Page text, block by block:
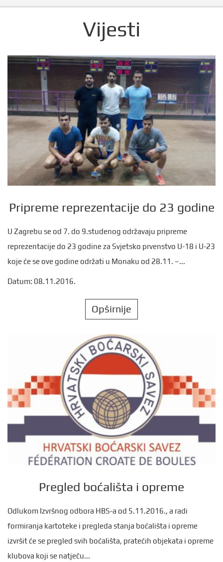
Vijesti
Pripreme reprezentacije do 23 godine
U Zagrebu se od 7. do 9.studenog održavaju pripreme
reprezentacije do 23 godine za Svjetsko prvenstvo U-18 i U-23
koje će se ove godine održati u Monaku od 28.11. –...
Datum: 08.11.2016.
Opširnije
Pregled boćališta i opreme
Odlukom Izvršnog odbora HBS-a od 5.11.2016., a radi
formiranja kartoteke i pregleda stanja boćališta i opreme
izvršit će se pregled svih boćališta, pratećih objekata i opreme
klubova koji se natječu...